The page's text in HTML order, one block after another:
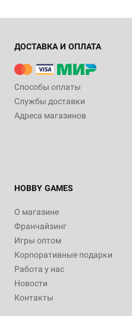
ДОСТАВКА И ОПЛАТА
Способы оплаты
Службы доставки
Адреса магазинов
HOBBY GAMES
О магазине
Франчайзинг
Игры оптом
Корпоративные подарки
Работа у нас
Новости
Контакты